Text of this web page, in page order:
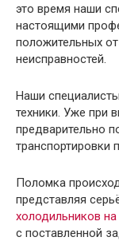
это время наши
настоящими
положительных
неисправностей.
Наши
техники. Уже при
предварительно
транспортировки
Поломка
представляя
холодильников
с поставленной